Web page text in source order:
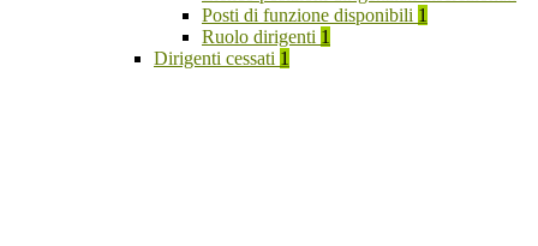
Posti di funzione disponibili 1
Ruolo dirigenti 1
Dirigenti cessati 1